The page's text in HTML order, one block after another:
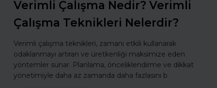
Verimli Çalışma Nedir? Verimli
Çalışma Teknikleri Nelerdir?
Verimli çalışma teknikleri, zamanı etkili kullanarak
odaklanmayı artıran ve üretkenliği maksimize eden
yöntemler sunar. Planlama, önceliklendirme ve dikkat
yönetimiyle daha az zamanda daha fazlasını b